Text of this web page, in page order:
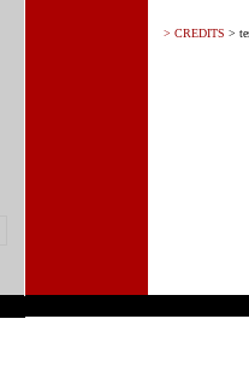
> CREDITS >